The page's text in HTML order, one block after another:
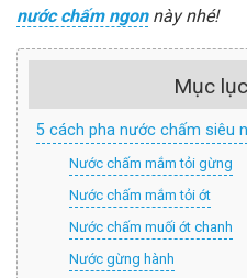
nước chấm ngonnày nhé!
Mục lục
5 cách pha nước chấm siêu
Nước chấm mắm tỏi gừng
Nước chấm mắm tỏi ớt
Nước chấm muối ớt chanh
Nước gừng hành